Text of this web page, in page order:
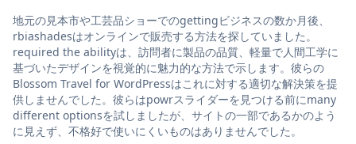
地元の見本市や工芸品ショーでのgettingビジネスの数か月後、
rbiashadesはオンラインで販売する方法を探していました。
required the abilityは、訪問者に製品の品質、軽量で人間工学に
基づいたデザインを視覚的に魅力的な方法で示します。彼らの
Blossom Travel for WordPressはこれに対する適切な解決策を提
供しませんでした。彼らはpowrスライダーを見つける前にmany
different optionsを試しましたが、サイトの一部であるかのよう
に見えず、不格好で使いにくいものはありませんでした。